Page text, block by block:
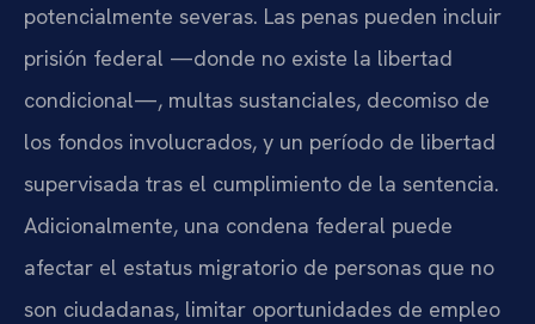
potencialmente severas. Las penas pueden incluir
prisión federal —donde no existe la libertad
condicional—, multas sustanciales, decomiso de
los fondos involucrados, y un período de libertad
supervisada tras el cumplimiento de la sentencia.
Adicionalmente, una condena federal puede
afectar el estatus migratorio de personas que no
son ciudadanas, limitar oportunidades de empleo